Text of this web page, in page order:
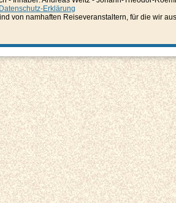
Datenschutz-Erklärung
von namhaften Reiseveranstaltern, für die wir